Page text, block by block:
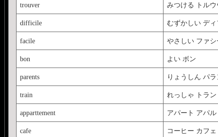
trouver みつける トルウ
difficile むずかしい デ
facile やさしい ファシ
bon よい ボン
parents りょうしん パラ
train れっしゃ トラン
apparttement アパート アパ
cafe コーヒー カフェ